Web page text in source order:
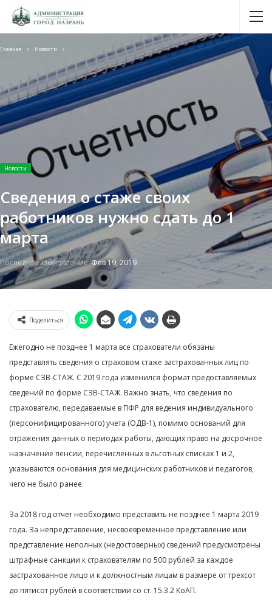
Главная Новости
Новости
Сведения о стаже своих
работников нужно сдать до 1
марта
Последнее ОбновлениеФев 19, 2019
Поделиться
Ежегодно не позднее 1 марта все страхователи обязаны
представлять сведения о страховом стаже застрахованных лиц по
форме СЗВ-СТАЖ. С 2019 года изменился формат предоставляемых
сведений по форме СЗВ-СТАЖ. Важно знать, что сведения по
страхователю, передаваемые в ПФР для ведения индивидуального
(персонифицированного) учета (ОДВ-1), помимо оснований для
отражения данных о периодах работы, дающих право на досрочное
назначение пенсии, перечисленных в льготных списках 1 и 2,
указываются основания для медицинских работников и педагогов,
чего не было ранее.
За 2018 год отчет необходимо представить не позднее 1 марта 2019
года. За непредставление, несвоевременное представление или
представление неполных (недостоверных) сведений предусмотрены
штрафные санкции к страхователям по 500 рублей за каждое
застрахованное лицо и к должностным лицам в размере от трехсот
до пятисот рублей в соответствии со ст. 15.3.2 КоАП.